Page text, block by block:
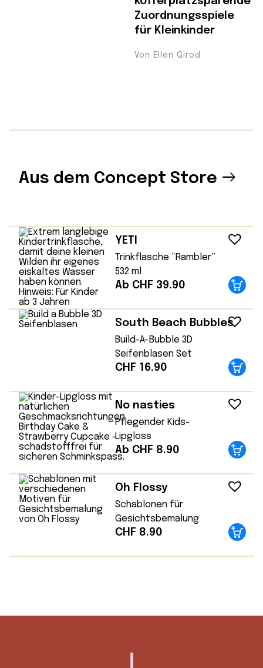
Zuordnungsspiele
für Kleinkinder
Von Ellen Girod
Aus dem Concept Store
YETI
Trinkflasche “Rambler”
532 ml
Ab CHF 39.90
South Beach Bubbles
Build-A-Bubble 3D
Seifenblasen Set
CHF 16.90
No nasties
Pflegender Kids-
Lipgloss
Ab CHF 8.90
Oh Flossy
Schablonen für
Gesichtsbemalung
CHF 8.90